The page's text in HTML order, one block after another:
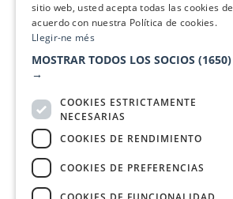
sitio web, usted acepta todas las cookies de
acuerdo con nuestra Política de cookies.
Llegir-ne més
MOSTRAR TODOS LOS SOCIOS (1650)
→
COOKIES ESTRICTAMENTE
NECESARIAS
COOKIES DE RENDIMIENTO
COOKIES DE PREFERENCIAS